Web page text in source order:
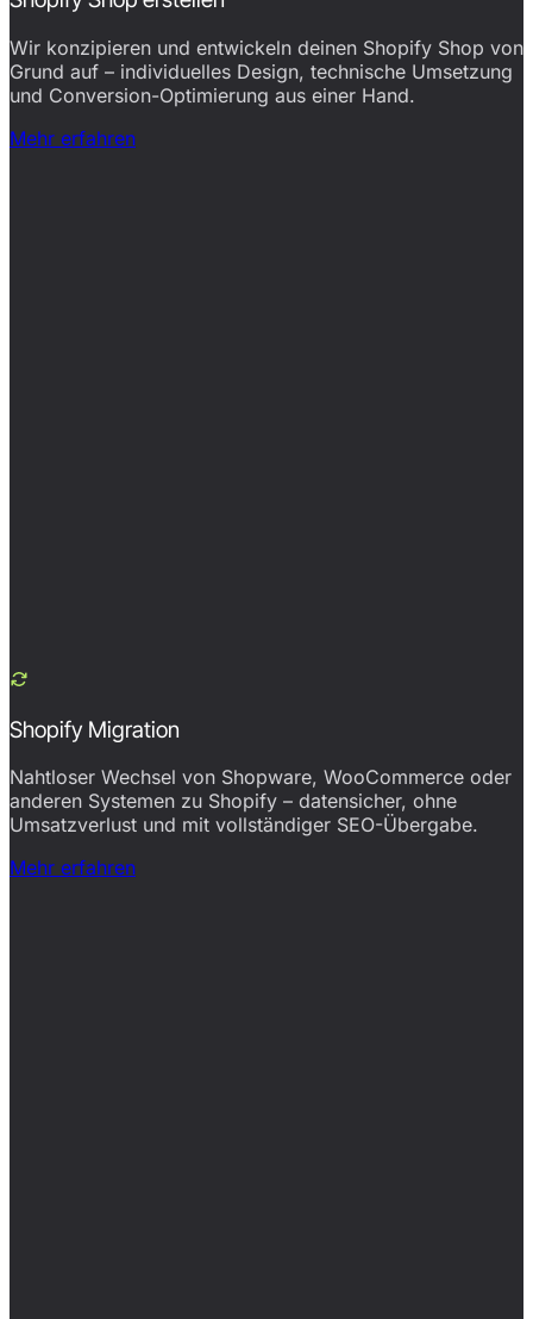
Wir konzipieren und entwickeln deinen Shopify Shop von
Grund auf – individuelles Design, technische Umsetzung
und Conversion-Optimierung aus einer Hand.
Mehr erfahren
Shopify Migration
Nahtloser Wechsel von Shopware, WooCommerce oder
anderen Systemen zu Shopify – datensicher, ohne
Umsatzverlust und mit vollständiger SEO-Übergabe.
Mehr erfahren